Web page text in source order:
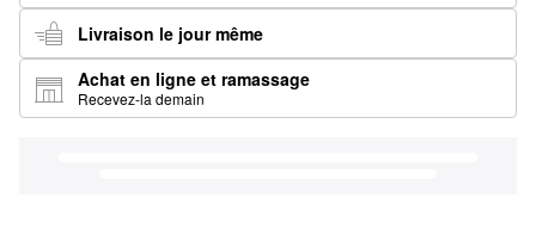
Livraison le jour même
Achat en ligne et ramassage
Recevez-la demain